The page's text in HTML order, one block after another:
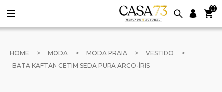
0
HOME > MODA > MODA PRAIA > VESTIDO
>
BATA KAFTAN CETIM SEDA PURA ARCO-ÍRIS